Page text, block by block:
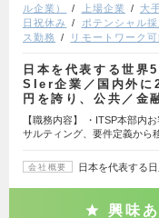
ル企業）
上場企業 大
日祝休み
ポテンシャル
ス勤務
リモートワーク可
日本を代表する世界
SIer企業／国内外に
円を誇り、公共／金
【職務内容】 ・ITSP本部内
サルティング、要件定義から
会社概要 日本を代表する
興味あ